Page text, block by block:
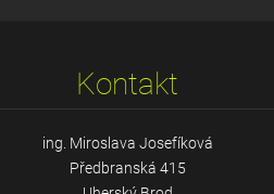
Kontakt
ing. Miroslava Josefíková
Předbranská 415